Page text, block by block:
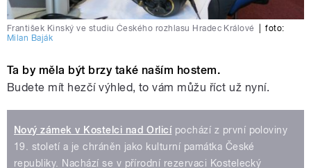
František Kinský ve studiu Českého rozhlasu Hradec Králové
foto:
Milan Baják
Ta by měla být brzy také naším hostem.
Budete mít hezčí výhled, to vám můžu říct už nyní.
Nový zámek v Kostelci nad Orlicípochází z první poloviny
19. století a je chráněn jako kulturní památka České
republiky. Nachází se v přírodní rezervaci Kostelecký